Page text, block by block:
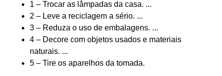
1 – Trocar as lâmpadas da casa. ...
2 – Leve a reciclagem a sério. ...
3 – Reduza o uso de embalagens. ...
4 – Decore com objetos usados e materiais
naturais. ...
5 – Tire os aparelhos da tomada.